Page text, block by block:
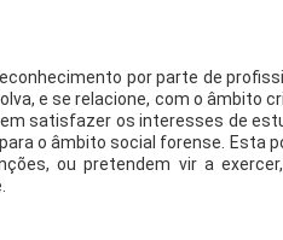
por parte de
e se relacione, com o âmbito
satisfazer os interesses de
o âmbito social forense. Esta
ou pretendem vir a